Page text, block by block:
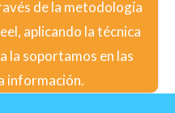
de la metodología
aplicando la técnica
la soportamos en las
información.